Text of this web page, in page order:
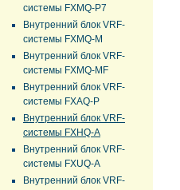
системы FXMQ-P7
Внутренний блок VRF-
системы FXMQ-M
Внутренний блок VRF-
системы FXMQ-MF
Внутренний блок VRF-
системы FXAQ-P
Внутренний блок VRF-
системы FXHQ-A
Внутренний блок VRF-
системы FXUQ-A
Внутренний блок VRF-